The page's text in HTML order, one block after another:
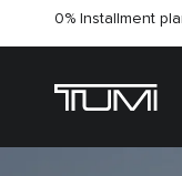
0% Installment